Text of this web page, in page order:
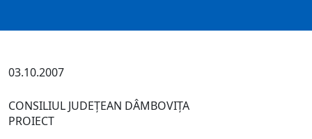
03.10.2007
CONSILIUL JUDEŢEAN DÂMBOVIŢA
PROIECT